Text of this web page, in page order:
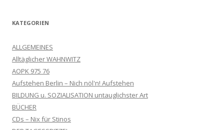
KATEGORIEN
ALLGEMEINES
Alltäglicher WAHNWITZ
AOPK 975 76
Aufstehen Berlin – Nich nöl'n! Aufstehen
BILDUNG u. SOZIALISATION untauglichster Art
BÜCHER
CDs – Nix für Stinos